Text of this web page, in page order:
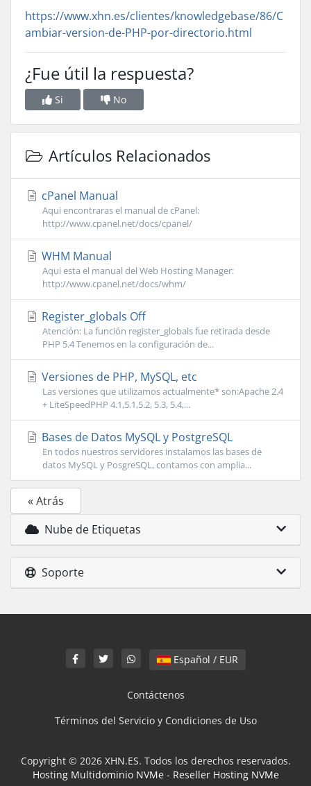
https://www.xhn.es/clientes/knowledgebase/86/C
ambiar-version-de-PHP-por-directorio.html
¿Fue útil la respuesta?
Si No
Artículos Relacionados
cPanel Manual
Aqui encontraras el manual de cPanel:
http://www.cpanel.net/docs/cpanel/
WHM Manual
Aqui esta el manual del Web Hosting Manager:
http://www.cpanel.net/docs/whm/
Register_globals Off
Atención: La función register_globals fue retirada desde
PHP 5.4 Tenemos en la configuración de...
Versiones de PHP, MySQL, etc
Las versiones que utilizamos actualmente* son:Apache 2.4
+ LiteSpeedPHP 4.1,5.1,5.2, 5.3, 5.4,...
Bases de Datos MySQL y PostgreSQL
En todos nuestros servidores instalamos las bases de
datos MySQL y PosgreSQL, contamos con amplia...
« Atrás
Nube de Etiquetas
Soporte
Español / EUR
Contáctenos
Términos del Servicio y Condiciones de Uso
Copyright © 2026 XHN.ES. Todos los derechos reservados.
Hosting Multidominio NVMe- Reseller Hosting NVMe